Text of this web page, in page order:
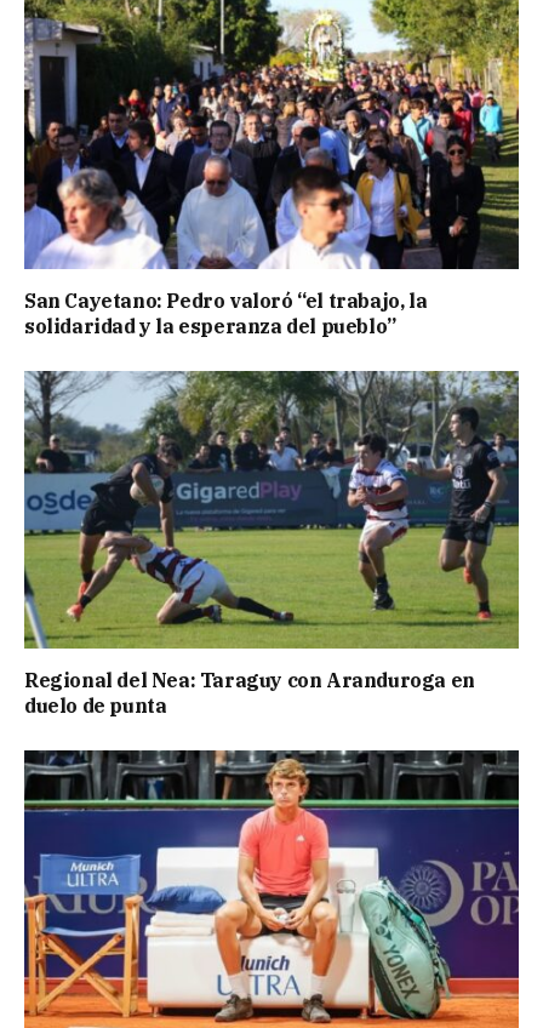
San Cayetano: Pedro valoró “el trabajo, la
solidaridad y la esperanza del pueblo”
Regional del Nea: Taraguy con Aranduroga en
duelo de punta